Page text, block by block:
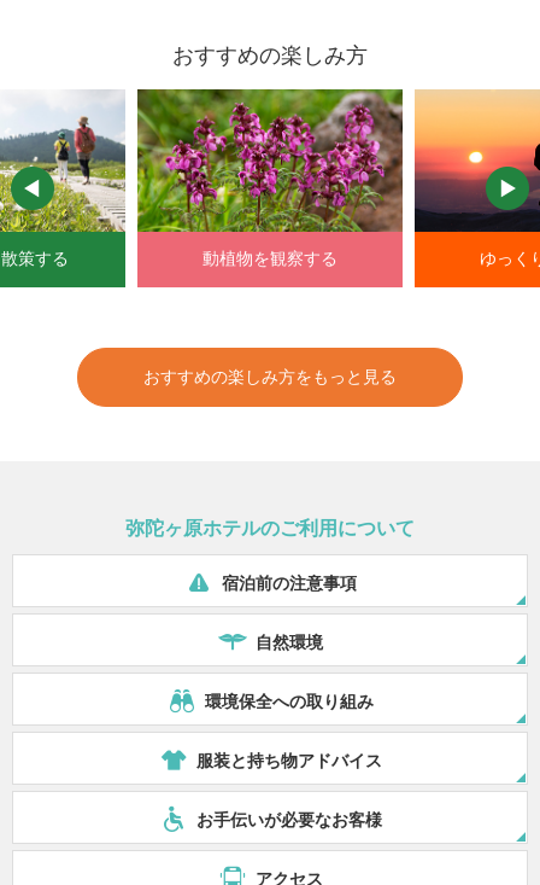
おすすめの楽しみ方
察する ゆっくりと眺める 夜の
おすすめの楽しみ方をもっと見る
弥陀ヶ原ホテルのご利用について
宿泊前の注意事項
自然環境
環境保全への取り組み
服装と持ち物アドバイス
お手伝いが必要なお客様
アクセス